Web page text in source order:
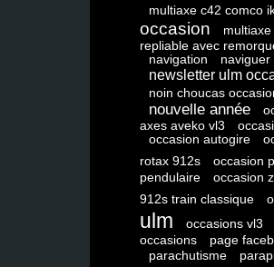
multiaxe c42 comco
occasion
repliable avec
navigation
naviguer
newsletter ulm
noin choucas
nouvelle année
axes aveko vl3
occasion autogire
rotax 912s
occasion
pendulaire
occasion
912s train classique
ulm
occasions vl3
occasions
page
parachutisme